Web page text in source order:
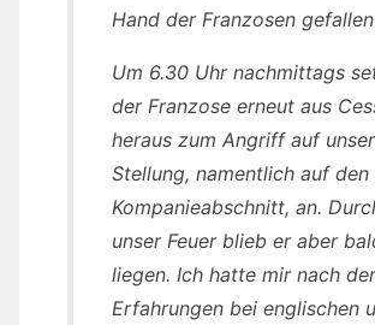
Hand der Franzosen
Um 6.30 Uhr nachmittags
der Franzose erneut aus
heraus zum Angriff auf
Stellung, namentlich auf den
Kompanieabschnitt, an.
unser Feuer blieb er aber
liegen. Ich hatte mir nach
Erfahrungen bei englischen